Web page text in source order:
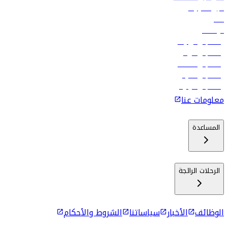
تأجير السيارات
فنادق
الوظائف
رحلات إلى تبيليسي
رحلات إلى الرياض
رحلات إلى مسقط
رحلات إلى ماليه
رحلات إلى كولومبو
معلومات عنا
المساعدة
الرحلات الرائجة
الوظائف الأخبار سياساتنا الشروط والأحكام